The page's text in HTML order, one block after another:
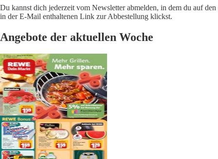
Du kannst dich jederzeit vom Newsletter abmelden, in dem du auf den
in der E-Mail enthaltenen Link zur Abbestellung klickst.
Angebote der aktuellen Woche